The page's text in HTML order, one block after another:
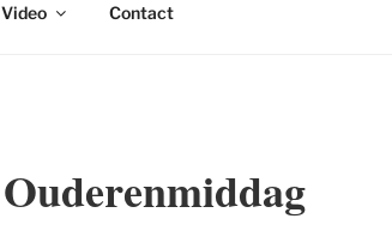
Video Contact
Ouderenmiddag